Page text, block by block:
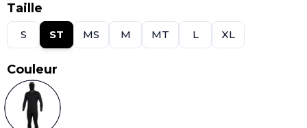
Taille
S ST MS M MT L XL
Couleur